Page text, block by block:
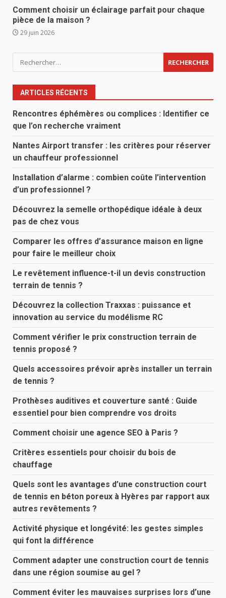
Comment choisir un éclairage parfait pour chaque
pièce de la maison ?
29 juin 2026
Rechercher :
ARTICLES RÉCENTS
Rencontres éphémères ou complices : Identifier ce
que l’on recherche vraiment
Nantes Airport transfer : les critères pour réserver
un chauffeur professionnel
Installation d’alarme : combien coûte l’intervention
d’un professionnel ?
Découvrez la semelle orthopédique idéale à deux
pas de chez vous
Comparer les offres d’assurance maison en ligne
pour faire le meilleur choix
Le revêtement influence-t-il un devis construction
terrain de tennis ?
Découvrez la collection Traxxas : puissance et
innovation au service du modélisme RC
Comment vérifier le prix construction terrain de
tennis proposé ?
Quels accessoires prévoir après installer un terrain
de tennis ?
Prothèses auditives et couverture santé : Guide
essentiel pour bien comprendre vos droits
Comment choisir une agence SEO à Paris ?
Critères essentiels pour choisir du bois de
chauffage
Quels sont les avantages d’une construction court
de tennis en béton poreux à Hyères par rapport aux
autres revêtements ?
Activité physique et longévité: les gestes simples
qui font la différence
Comment adapter une construction court de tennis
dans une région soumise au gel ?
Comment éviter les mauvaises surprises lors d’une